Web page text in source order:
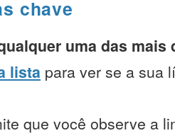
chave
uma das mais
lista para ver se a sua
que você observe a